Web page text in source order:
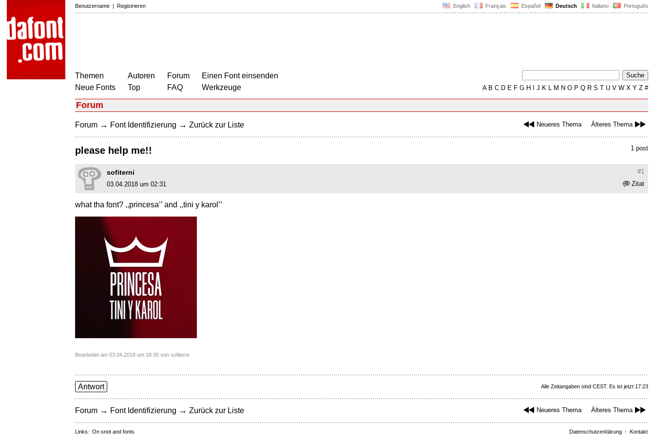
English Français Español Deutsch Italiano Português
Benutzername | Registrieren
Themen
Neue Fonts
Autoren
Top
Forum
FAQ
Einen Font einsenden
Werkzeuge
AB C D E F G H J K L M N O P Q R S T U V W X Y Z #
Forum
Neueres Thema Älteres Thema
Forum → Font Identifizierung → Zurück zur Liste
1 post
please help me!!
#1
sofiterni
Zitat
03.04.2018 um 02:31
what tha font? ,,princesa’’ and ,,tini y karol’’
Bearbeitet am 03.04.2018 um 18:35 von sofiterni
Alle Zeitangaben sind CEST. Es ist jetzt 17:23
Antwort
Neueres Thema Älteres Thema
Forum → Font Identifizierung → Zurück zur Liste
Datenschutzerklärung - Kontakt
Links: On snot and fonts